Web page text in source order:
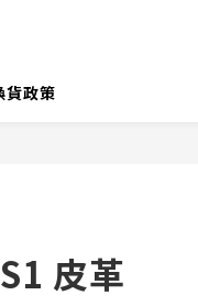
貨政策
皮革